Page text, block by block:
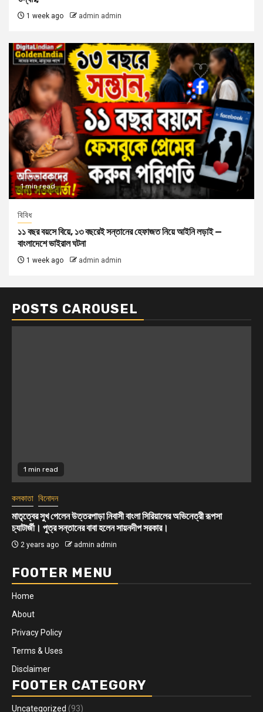
1 week ago admin admin
1 min read
বিবিধ
১১ বছর বয়সে বিয়ে, ১৩ বছরেই সন্তানের হেফাজত নিয়ে আইনি লড়াই —
বাংলাদেশে ভাইরাল ঘটনা
1 week ago admin admin
POSTS CAROUSEL
নিবাসী বাংলা সিরিয়ালের অভিনেত্রী রূপসা
হলেন সায়নদীপ সরকার।
admin
সোনার দোকান উদ্বোধনে
FOOTER MENU
Home
About
Privacy Policy
Terms & Uses
Disclaimer
FOOTER CATEGORY
Uncategorized (93)